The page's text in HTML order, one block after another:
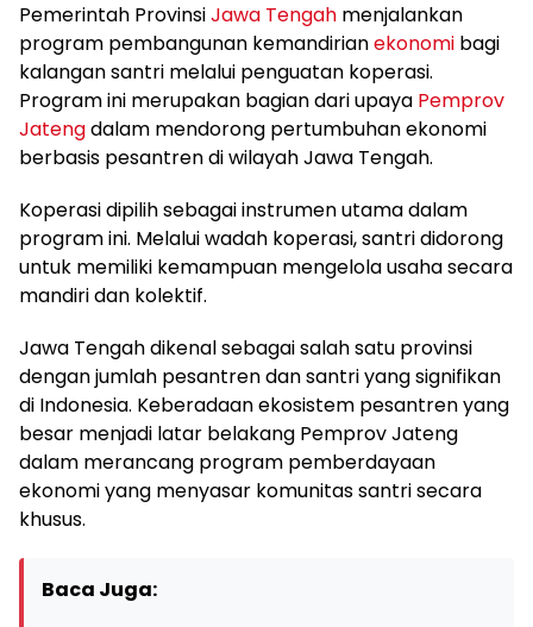
Pemerintah ProvinsiJawa Tengah menjalankan
program pembangunan kemandirianekonomi bagi
kalangan santri melalui penguatan koperasi.
Program ini merupakan bagian dari upaya Pemprov
Jatengdalam mendorong pertumbuhan ekonomi
berbasis pesantren di wilayah Jawa Tengah.
Koperasi dipilih sebagai instrumen utama dalam
program ini. Melalui wadah koperasi, santri didorong
untuk memiliki kemampuan mengelola usaha secara
mandiri dan kolektif.
Jawa Tengah dikenal sebagai salah satu provinsi
dengan jumlah pesantren dan santri yang signifikan
di Indonesia. Keberadaan ekosistem pesantren yang
besar menjadi latar belakang Pemprov Jateng
dalam merancang program pemberdayaan
ekonomi yang menyasar komunitas santri secara
khusus.
Baca Juga: